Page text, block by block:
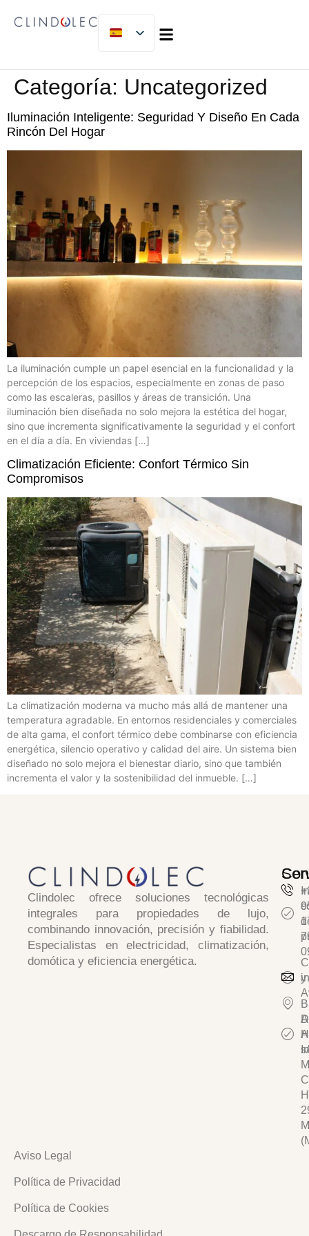
Categoría: Uncategorized
Iluminación Inteligente: Seguridad Y Diseño En Cada
Rincón Del Hogar
La iluminación cumple un papel esencial en la funcionalidad y la
percepción de los espacios, especialmente en zonas de paso
como las escaleras, pasillos y áreas de transición. Una
iluminación bien diseñada no solo mejora la estética del hogar,
sino que incrementa significativamente la seguridad y el confort
en el día a día. En viviendas […]
Climatización Eficiente: Confort Térmico Sin
Compromisos
La climatización moderna va mucho más allá de mantener una
temperatura agradable. En entornos residenciales y comerciales
de alta gama, el confort térmico debe combinarse con eficiencia
energética, silencio operativo y calidad del aire. Un sistema bien
diseñado no solo mejora el bienestar diario, sino que también
incrementa el valor y la sostenibilidad del inmueble. […]
Clindolec ofrece soluciones tecnológicas
integrales para propiedades de lujo,
combinando innovación, precisión y fiabilidad.
Especialistas enelectricidad, climatización,
domótica y eficiencia energética.
y
Aviso Legal
Política de Privacidad
Política de Cookies